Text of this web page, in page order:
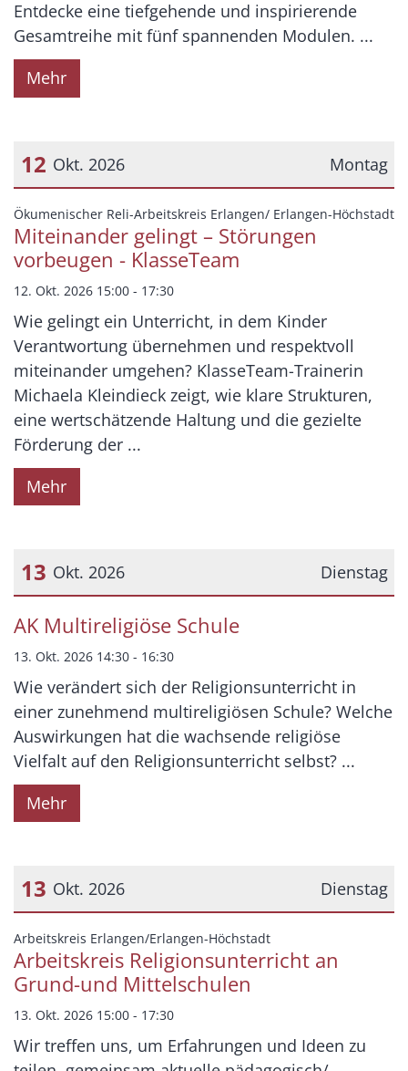
Entdecke eine tiefgehende und inspirierende
Gesamtreihe mit fünf spannenden Modulen. ...
Mehr
Montag
12 Okt. 2026
Datum: 12. Oktober 2026
Ökumenischer Reli-Arbeitskreis Erlangen/ Erlangen-Höchstadt:
Miteinander gelingt – Störungen
vorbeugen - KlasseTeam
12. Okt. 2026 15:00 - 17:30
Wie gelingt ein Unterricht, in dem Kinder
Verantwortung übernehmen und respektvoll
miteinander umgehen? KlasseTeam-Trainerin
Michaela Kleindieck zeigt, wie klare Strukturen,
eine wertschätzende Haltung und die gezielte
Förderung der ...
Mehr
Dienstag
13 Okt. 2026
Datum: 13. Oktober 2026
AK Multireligiöse Schule
13. Okt. 2026 14:30 - 16:30
Wie verändert sich der Religionsunterricht in
einer zunehmend multireligiösen Schule? Welche
Auswirkungen hat die wachsende religiöse
Vielfalt auf den Religionsunterricht selbst? ...
Mehr
Dienstag
13 Okt. 2026
Datum: 13. Oktober 2026
Arbeitskreis Erlangen/Erlangen-Höchstadt:
Arbeitskreis Religionsunterricht an
Grund-und Mittelschulen
13. Okt. 2026 15:00 - 17:30
Wir treffen uns, um Erfahrungen und Ideen zu